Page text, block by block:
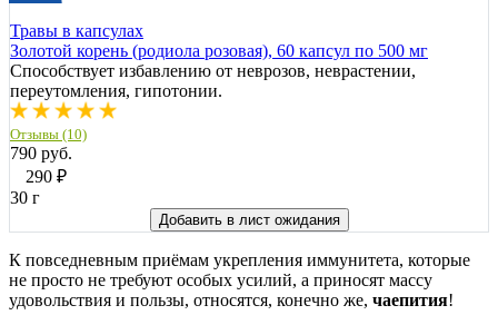
Травы в капсулах
Золотой корень (родиола розовая), 60 капсул по 500 мг
Способствует избавлению от неврозов, неврастении,
переутомления, гипотонии.
Отзывы (10)
790 руб.
290 ₽
30 г
Добавить в лист ожидания
К повседневным приёмам укрепления иммунитета, которые
не просто не требуют особых усилий, а приносят массу
удовольствия и пользы, относятся, конечно же, чаепития!